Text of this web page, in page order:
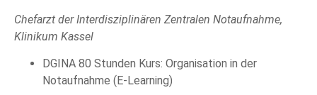
Chefarzt der Interdisziplinären Zentralen Notaufnahme,
Klinikum Kassel
DGINA 80 Stunden Kurs: Organisation in der
Notaufnahme (E-Learning)